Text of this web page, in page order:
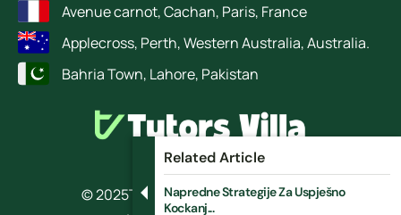
Related Article
Napredne Strategije Za Uspješno
Kockanj...
© 2025TutorsVilla.All rights reserved
Avenue carnot, Cachan, Paris, France
Applecross, Perth, Western Australia, Australia.
Bahria Town, Lahore, Pakistan